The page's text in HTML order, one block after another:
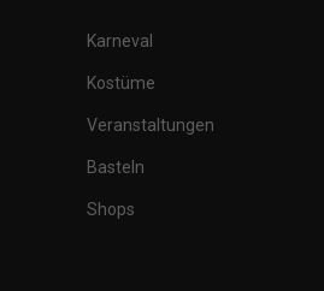
Karneval
Kostüme
Veranstaltungen
Basteln
Shops